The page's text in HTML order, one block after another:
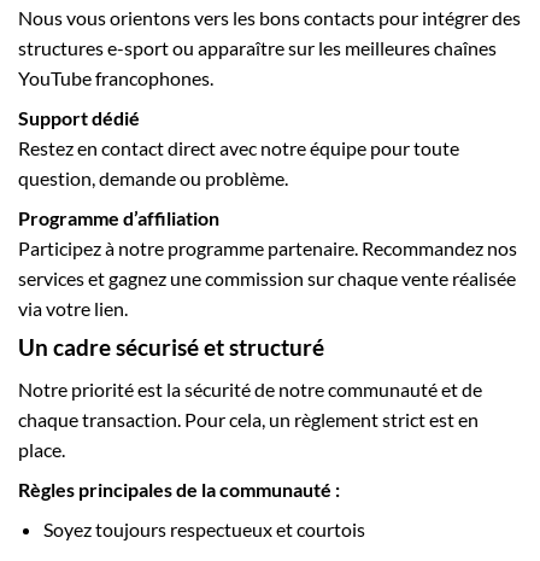
Nous vous orientons vers les bons contacts pour intégrer des
structures e-sport ou apparaître sur les meilleures chaînes
YouTube francophones.
Support dédié
Restez en contact direct avec notre équipe pour toute
question, demande ou problème.
Programme d’affiliation
Participez à notre programme partenaire. Recommandez nos
services et gagnez une commission sur chaque vente réalisée
via votre lien.
Un cadre sécurisé et structuré
Notre priorité est la sécurité de notre communauté et de
chaque transaction. Pour cela, un règlement strict est en
place.
Règles principales de la communauté :
Soyez toujours respectueux et courtois